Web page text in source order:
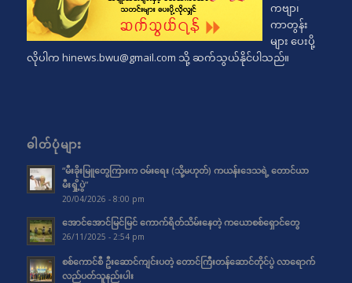
ကဗျာ၊
ကာတွန်း
များ ပေးပို့
လိုပါက hinews.bwu@gmail.com သို့ ဆက်သွယ်နိုင်ပါသည်။
ဓါတ်ပုံများ
“မီးခိုးမြူတွေကြားက ဝမ်းရေး (သို့မဟုတ်) ကယန်းဒေသရဲ့ တောင်ယာ
မီးရှို့ပွဲ”
20/04/2026 - 8:00 pm
အောင်အောင်မြင်မြင် ကောက်ရိတ်သိမ်းနေတဲ့ ကယောစစ်ရှောင်တွေ
26/11/2025 - 2:54 pm
စစ်ကောင်စီ ဦးဆောင်ကျင်းပတဲ့ တောင်ကြီးတန်ဆောင်တိုင်ပွဲ လာရောက်
လည်ပတ်သူနည်းပါး